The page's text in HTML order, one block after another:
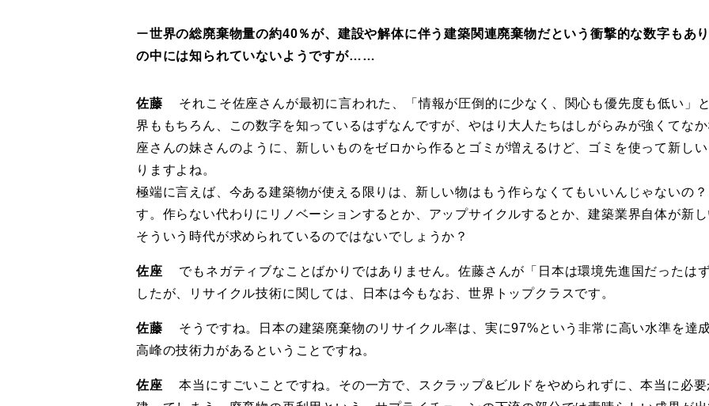
ー世界の総廃棄物量の約40％が、建設や解体に伴う建築関連廃棄物だという衝撃的な数字もあ
の中には知られていないようですが……
佐藤
それこそ佐座さんが最初に言われた、「情報が圧倒的に少なく、関心も優先度も低い」
界ももちろん、この数字を知っているはずなんですが、やはり大人たちはしがらみが強くてな
座さんの妹さんのように、新しいものをゼロから作るとゴミが増えるけど、ゴミを使って新し
りますよね。
極端に言えば、今ある建築物が使える限りは、新しい物はもう作らなくてもいいんじゃないの
す。作らない代わりにリノベーションするとか、アップサイクルするとか、建築業界自体が
そういう時代が求められているのではないでしょうか？
佐座
でもネガティブなことばかりではありません。佐藤さんが「日本は環境先進国だった
したが、リサイクル技術に関しては、日本は今もなお、世界トップクラスです。
佐藤
そうですね。日本の建築廃棄物のリサイクル率は、実に97%という非常に高い水準を達
高峰の技術力があるということですね。
佐座
本当にすごいことですね。その一方で、スクラップ&ビルドをやめられずに、本当に必